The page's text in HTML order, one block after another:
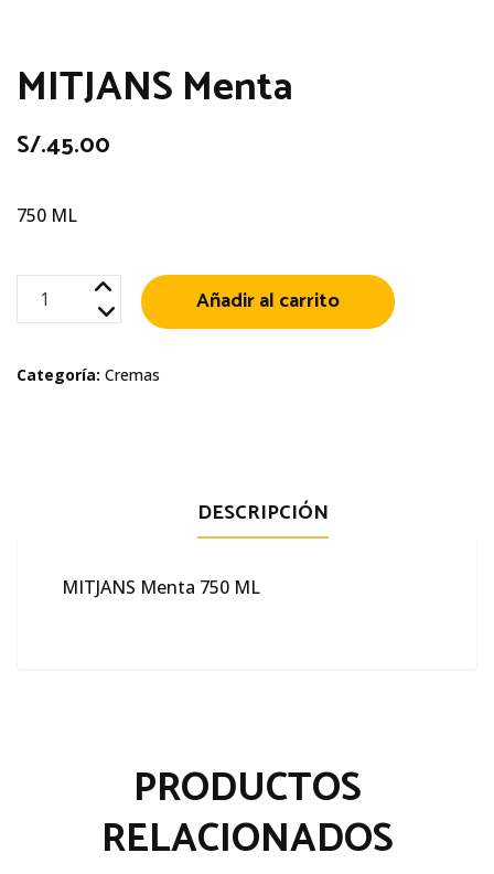
MITJANS Menta
S/.45.00
750 ML
MITJANS
Menta
Añadir al carrito
Categoría: Cremas
DESCRIPCIÓN
MITJANS Menta 750 ML
PRODUCTOS
RELACIONADOS